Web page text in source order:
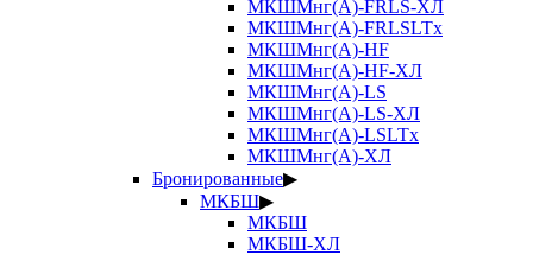
МКШМнг(А)-FRLS-ХЛ
МКШМнг(А)-FRLSLTx
МКШМнг(А)-HF
МКШМнг(А)-HF-ХЛ
МКШМнг(А)-LS
МКШМнг(А)-LS-ХЛ
МКШМнг(А)-LSLTx
МКШМнг(А)-ХЛ
Бронированные▶
МКБШ▶
МКБШ
МКБШ-ХЛ